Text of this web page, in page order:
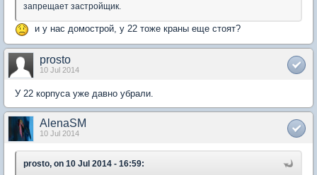
запрещает застройщик.
и у нас домострой, у 22 тоже краны еще стоят?
prosto
10 Jul 2014
У 22 корпуса уже давно убрали.
AlenaSM
10 Jul 2014
prosto, on 10 Jul 2014 - 16:59: